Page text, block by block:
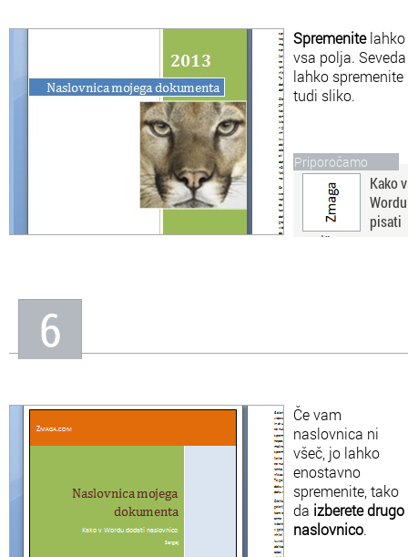
Spremenitelahko
vsa polja. Seveda
lahko spremenite
tudi sliko.
Priporočamo
Kako v
Wordu
pisati
navpično
6
Če vam
naslovnica ni
všeč, jo lahko
enostavno
spremenite, tako
da izberete drugo
naslovnico.